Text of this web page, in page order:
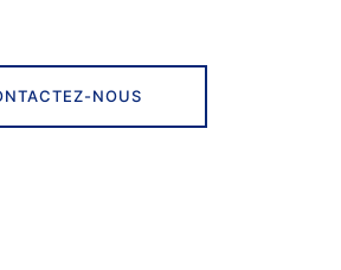
NOUS